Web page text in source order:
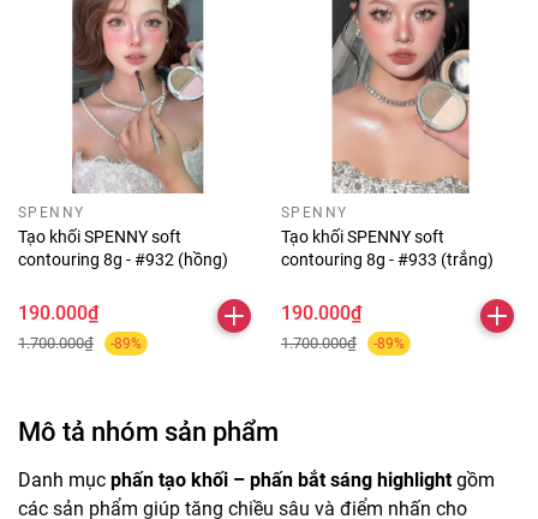
SPENNY
Tạo khối SPENNY soft
contouring 8g - #932 (hồng)
190.000₫
1.700.000₫ -89%
SPENNY
Tạo khối SPENNY soft
contouring 8g - #933 (trắng)
190.000₫
1.700.000₫ -89%
Mô tả nhóm sản phẩm
Danh mục phấn tạo khối – phấn bắt sáng highlightgồm
các sản phẩm giúp tăng chiều sâu và điểm nhấn cho